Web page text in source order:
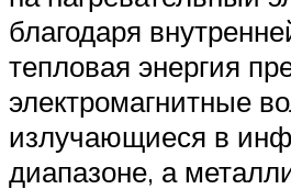
благодаря
тепловая энергия
электромагнитные
излучающиеся в
диапазоне, а